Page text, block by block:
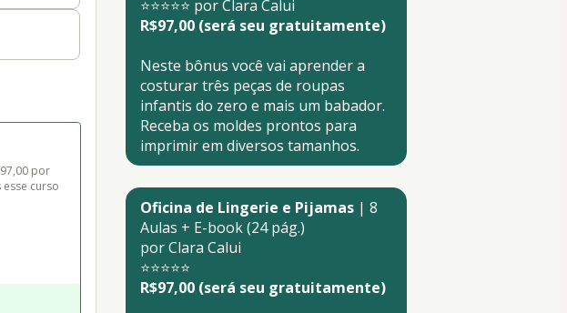
por
esse curso
⭐⭐⭐⭐⭐ por Clara Calui
R$97,00 (será seu gratuitamente)
Neste bônus você vai aprender a
costurar três peças de roupas
infantis do zero e mais um babador.
Receba os moldes prontos para
imprimir em diversos tamanhos.
Oficina de Lingerie e Pijamas | 8
Aulas + E-book (24 pág.)
por Clara Calui
⭐⭐⭐⭐⭐
R$97,00 (será seu gratuitamente)